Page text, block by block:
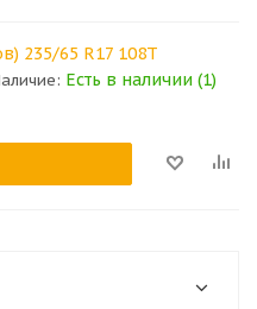
235/65 R17 108T
Есть в наличии (1)